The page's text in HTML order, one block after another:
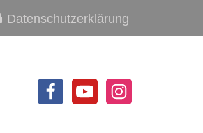
Datenschutzerklärung